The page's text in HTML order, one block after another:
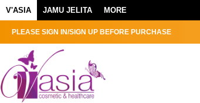
V'ASIA JAMU JELITA MORE
PLEASE SIGN IN/SIGN UP BEFORE PURCHASE